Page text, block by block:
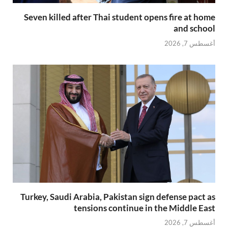
Seven killed after Thai student opens fire at home
and school
أغسطس 7, 2026
Turkey, Saudi Arabia, Pakistan sign defense pact as
tensions continue in the Middle East
أغسطس 7, 2026